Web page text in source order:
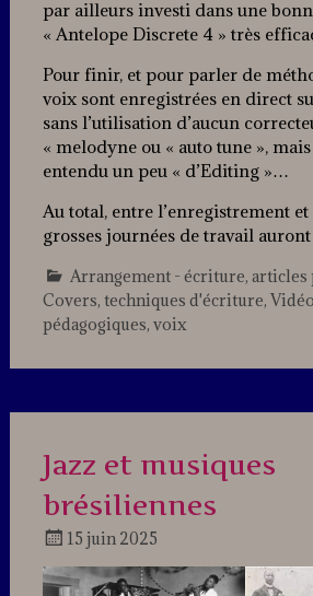
par ailleurs investi dans une
« Antelope Discrete 4 » très
Pour finir, et pour parler de
voix sont enregistrées en direct
sans l’utilisation d’aucun
« melodyne ou « auto tune »,
entendu un peu « d’Editing »…
Au total, entre l’enregistrement
grosses journées de travail auront
Arrangement - écriture, articles
Covers, techniques d'écriture,
pédagogiques, voix
Comments
Jazz et musiques
brésiliennes
15 juin 2025
Docteur
Jazz